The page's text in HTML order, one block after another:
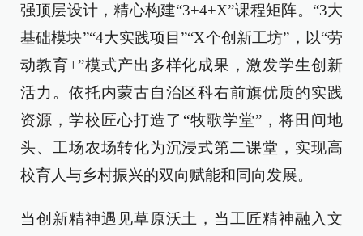
强顶层设计，精心构建“3+4+X”课程矩阵。“3大
基础模块”“4大实践项目”“X个创新工坊”，以“劳
动教育+”模式产出多样化成果，激发学生创新
活力。依托内蒙古自治区科右前旗优质的实践
资源，学校匠心打造了“牧歌学堂”，将田间地
头、工场农场转化为沉浸式第二课堂，实现高
校育人与乡村振兴的双向赋能和同向发展。
当创新精神遇见草原沃土，当工匠精神融入文